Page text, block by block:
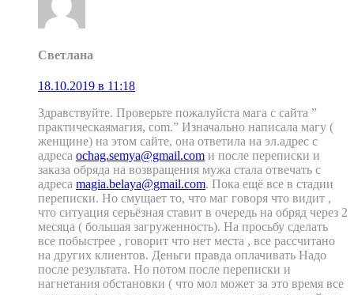
Светлана
18.10.2019 в 11:18
Здравствуйте. Проверьте пожалуйста мага с сайта ”
практическаямагия, com.” Изначально написала магу (
женщине) на этом сайте, она ответила на эл.адрес с
адреса ochag.semya@gmail.com и после переписки и
заказа обряда на возвращения мужа стала отвечать с
адреса magia.belaya@gmail.com. Пока ещё все в стадии
переписки. Но смущает то, что маг говоря что видит ,
что ситуация серьёзная ставит в очередь на обряд через 2
месяца ( большая загруженность). На просьбу сделать
все побыстрее , говорит что нет места , все рассчитано
на других клиентов. Деньги правда оплачивать Надо
после результата. Но потом после переписки и
нагнетания обстановки ( что мол может за это время все